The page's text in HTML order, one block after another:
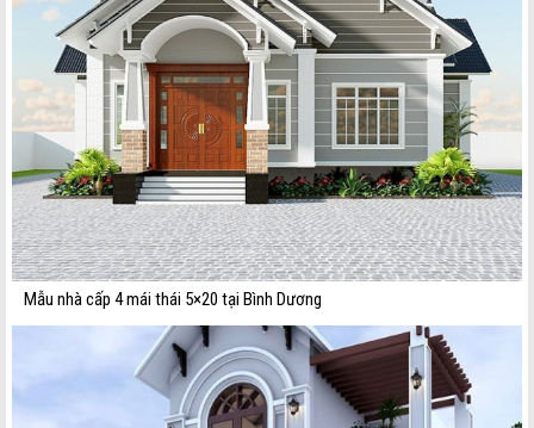
Mẫu nhà cấp 4 mái thái 5×20 tại Bình Dương